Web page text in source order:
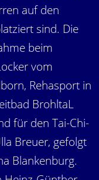
auf den
sind. Die
beim
vom
Rehasport in
BrohltaL
für den Tai-Chi-
Breuer, gefolgt
Blankenburg.